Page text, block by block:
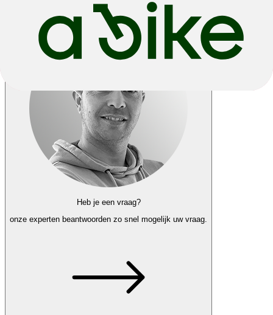
Laat me weten wanneer dit product weer op voorraad is
Heb je een vraag?
onze experten beantwoorden zo snel mogelijk uw vraag.